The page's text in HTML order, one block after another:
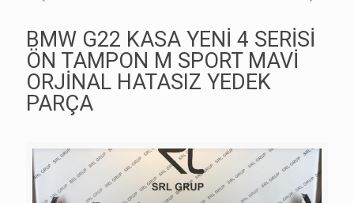
BMW G22 KASA YENİ 4 SERİSİ
ÖN TAMPON M SPORT MAVİ
ORJİNAL HATASIZ YEDEK
PARÇA